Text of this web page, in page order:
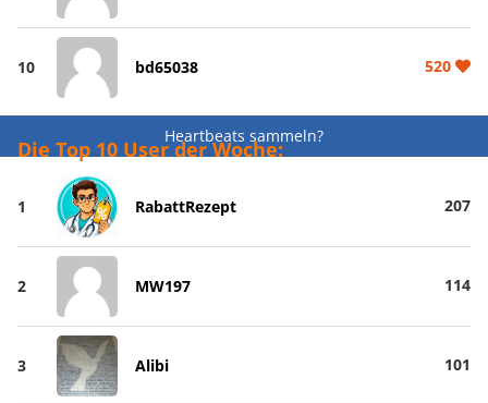
10 bd65038 520
Heartbeats sammeln?
Die Top 10 User der Woche:
1 RabattRezept 207
2 MW197 114
3 Alibi 101